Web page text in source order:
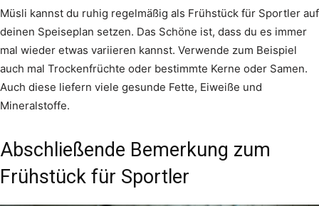
Müsli kannst du ruhig regelmäßig als Frühstück für Sportler auf
deinen Speiseplan setzen. Das Schöne ist, dass du es immer
mal wieder etwas variieren kannst. Verwende zum Beispiel
auch mal Trockenfrüchte oder bestimmte Kerne oder Samen.
Auch diese liefern viele gesunde Fette, Eiweiße und
Mineralstoffe.
Abschließende Bemerkung zum
Frühstück für Sportler